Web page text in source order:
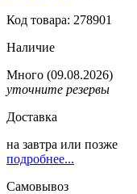
Код товара: 278901
Наличие
Много (09.08.2026)
уточните резервы
Доставка
на завтра или позже
подробнее...
Самовывоз